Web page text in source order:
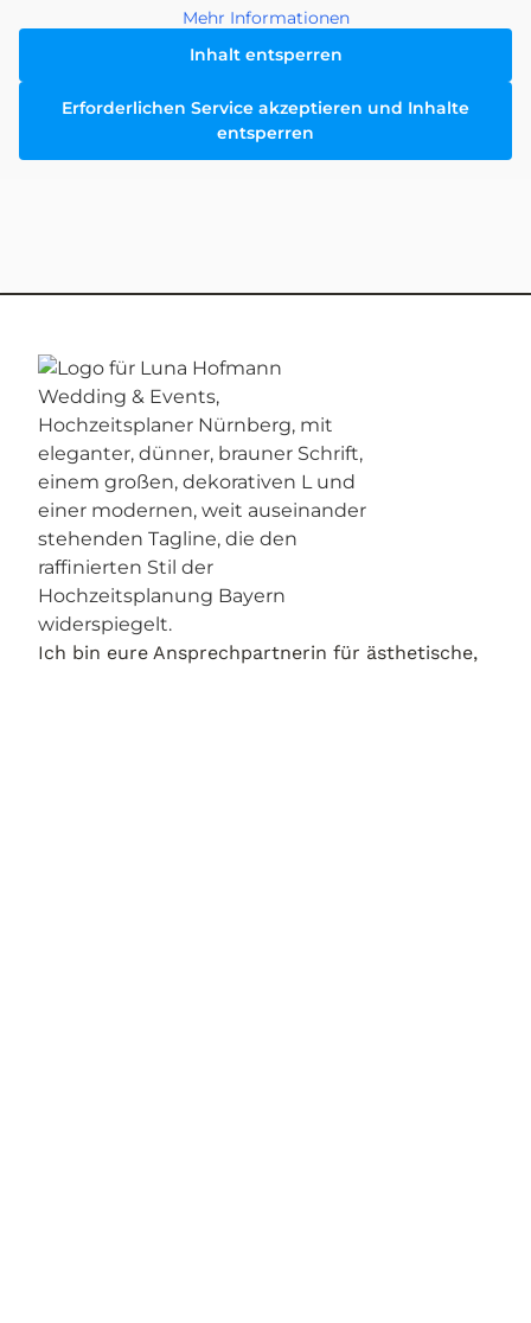
Mehr Informationen
Inhalt entsperren
Erforderlichen Service akzeptieren und Inhalte
entsperren
Ich bin eure Ansprechpartnerin für ästhetische,